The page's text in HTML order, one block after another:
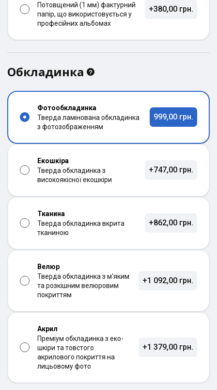
Потовщений (1 мм) фактурний
папір, що використовується у
професійних альбомах
+380,00 грн.
Обкладинка
Фотообкладинка
Тверда ламінована обкладинка
з фотозображенням
999,00 грн.
Екошкіра
Тверда обкладинка з
високоякісної екошкіри
+747,00 грн.
Тканина
Тверда обкладинка вкрита
тканиною
+862,00 грн.
Велюр
Тверда обкладинка з м'яким
та розкішним велюровим
покриттям
+1 092,00 грн.
Акрил
Преміум обкладинка з еко-
шкіри та товстого
акрилового покриття на
лицьовому фото
+1 379,00 грн.